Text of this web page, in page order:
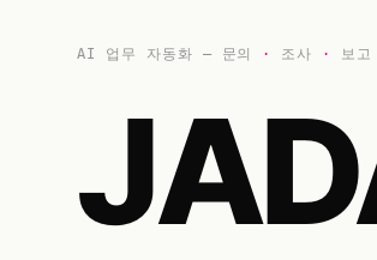
AI 업무 자동화 — 문의 · 조사 · 보고